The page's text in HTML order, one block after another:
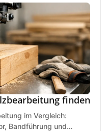
finden
im Vergleich:
Bandführung und